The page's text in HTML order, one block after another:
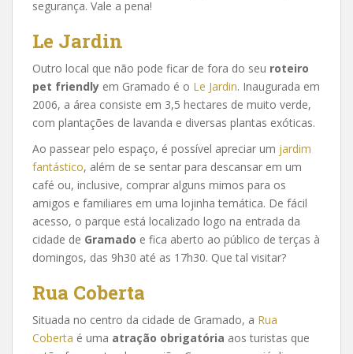
segurança. Vale a pena!
Le Jardin
Outro local que não pode ficar de fora do seu roteiro
pet friendly em Gramado é o Le Jardin. Inaugurada em
2006, a área consiste em 3,5 hectares de muito verde,
com plantações de lavanda e diversas plantas exóticas.
Ao passear pelo espaço, é possível apreciar um jardim
fantástico, além de se sentar para descansar em um
café ou, inclusive, comprar alguns mimos para os
amigos e familiares em uma lojinha temática. De fácil
acesso, o parque está localizado logo na entrada da
cidade de Gramado e fica aberto ao público de terças à
domingos, das 9h30 até as 17h30. Que tal visitar?
Rua Coberta
Situada no centro da cidade de Gramado, a Rua
Coberta é uma atração obrigatória aos turistas que